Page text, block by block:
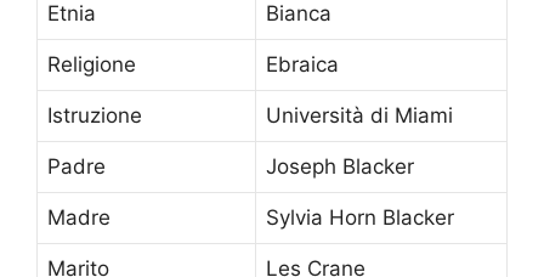
Etnia Bianca
Religione Ebraica
Istruzione Università di Miami
Padre Joseph Blacker
Madre Sylvia Horn Blacker
Marito Les Crane